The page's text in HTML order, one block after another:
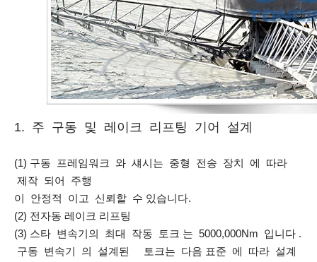
1. 주 구동 및 레이크 리프팅 기어 설계
(1) 구동 프레임워크 와 섀시는 중형 전송 장치 에 따라
제작 되어 주행
이 안정적 이고 신뢰할 수 있습니다.
(2) 전자동 레이크 리프팅
(3) 스타 변속기의 최대 작동 토크 는 5000,000Nm 입니다 .
구동 변속기 의 설계된 토크는 다음 표준 에 따라 설계